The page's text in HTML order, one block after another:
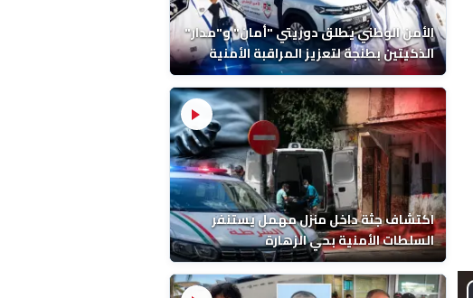
الأمن الوطني يطلق دوريتي "أمان" و"مدار"
الذكيتين بطنجة لتعزيز المراقبة الأمنية
اكتشاف جثة داخل منزل مهمل يستنفر
السلطات الأمنية بحي الزهارة